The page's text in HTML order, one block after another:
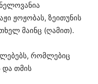
ჟოჟობას, ზეითუნის
მაინც (ღამით).
რომლებიც
და თმის